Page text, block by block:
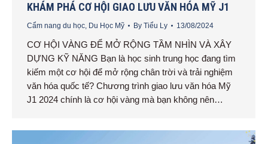
KHÁM PHÁ CƠ HỘI GIAO LƯU VĂN HÓA MỸ J1
Cẩm nang du học, Du Học Mỹ By Tiểu Ly 13/08/2024
CƠ HỘI VÀNG ĐỂ MỞ RỘNG TẦM NHÌN VÀ XÂY
DỰNG KỸ NĂNG Bạn là học sinh trung học đang tìm
kiếm một cơ hội để mở rộng chân trời và trải nghiệm
văn hóa quốc tế? Chương trình giao lưu văn hóa Mỹ
J1 2024 chính là cơ hội vàng mà bạn không nên…